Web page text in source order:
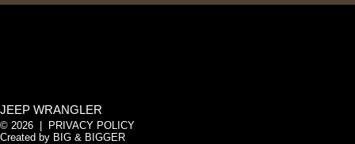
JEEP WRANGLER
© 2026 |
PRIVACY POLICY
Created by BIG & BIGGER